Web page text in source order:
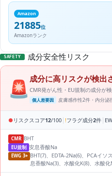
Amazon
21885位
Amazonランク
SAFETY 成分安全性リスク
🚨 成分に高リスクが検出
CMR発がん性・EU規制の成分が
個人差要因 皮膚感作性2件・内分
● リスクスコア12/100 | !フラグ成分2件 |
CMR BHT
EU規制 安息香酸Na
EWG 3+ BHT(7)、EDTA-2Na(6)、PCAイ
息香酸Na(3)、水酸化K(8)、水酸化